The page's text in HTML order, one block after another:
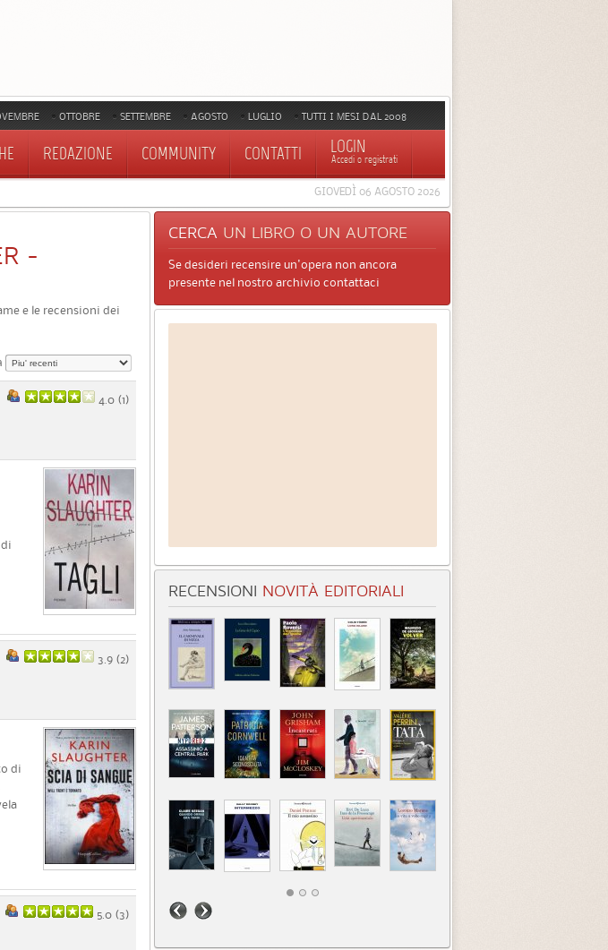
OTTOBRE SETTEMBRE AGOSTO LUGLIO TUTTI I MESI DAL 2008
REDAZIONE COMMUNITY CONTATTI LOGIN
Accedi o registrati
GIOVEDÌ 06 AGOSTO 2026
-
e le recensioni dei
4.0 (1)
3.9 (2)
di
5.0 (3)
CERCA UN LIBRO O UN AUTORE
Se desideri recensire un'opera non ancora
presente nel nostro archivio contattaci
RECENSIONI NOVITÀ EDITORIALI